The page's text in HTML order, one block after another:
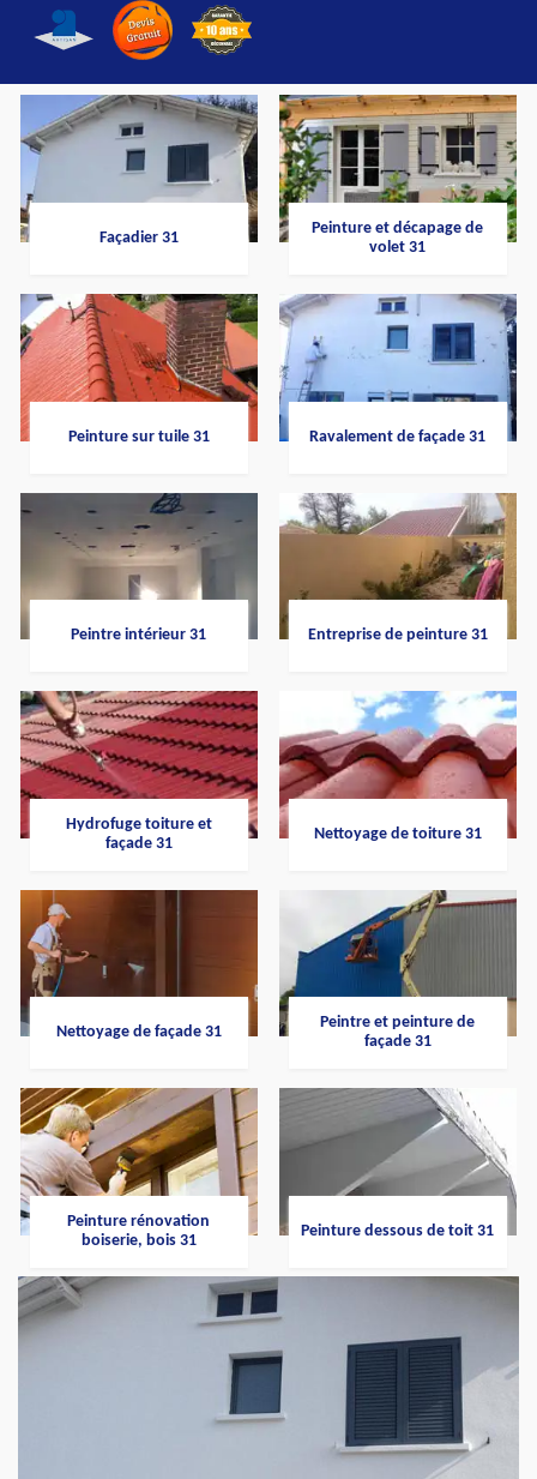
Façadier 31
Peinture et décapage de
volet 31
Peinture sur tuile 31 Ravalement de façade 31
Peintre intérieur 31 Entreprise de peinture 31
Hydrofuge toiture et
façade 31
Nettoyage de toiture 31
Nettoyage de façade 31
Peintre et peinture de
façade 31
Peinture rénovation
boiserie, bois 31
Peinture dessous de toit 31